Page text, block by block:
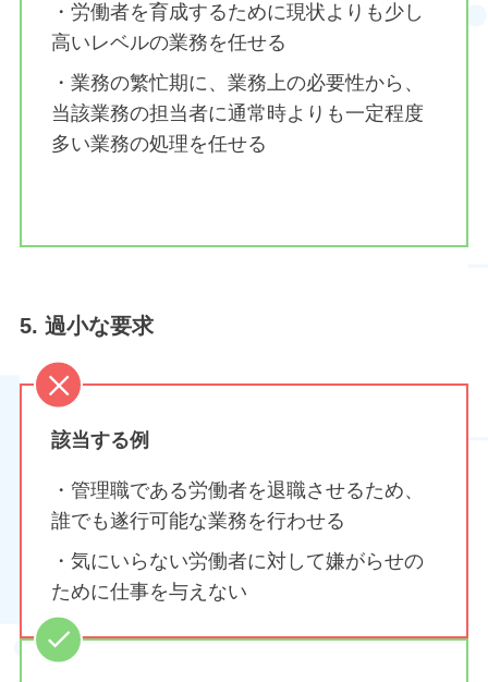
・労働者を育成するために現状よりも少し
高いレベルの業務を任せる
・業務の繁忙期に、業務上の必要性から、
当該業務の担当者に通常時よりも一定程度
多い業務の処理を任せる
5. 過小な要求
該当する例
・管理職である労働者を退職させるため、
誰でも遂行可能な業務を行わせる
・気にいらない労働者に対して嫌がらせの
ために仕事を与えない